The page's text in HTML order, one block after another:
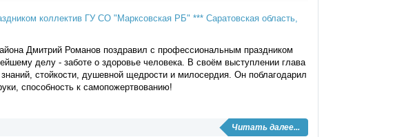
Дмитрий Романов поздравил с профессиональным праздником
делу - заботе о здоровье человека. В своём выступлении глава
стойкости, душевной щедрости и милосердия. Он поблагодарил
способность к самопожертвованию!
Читать далее...